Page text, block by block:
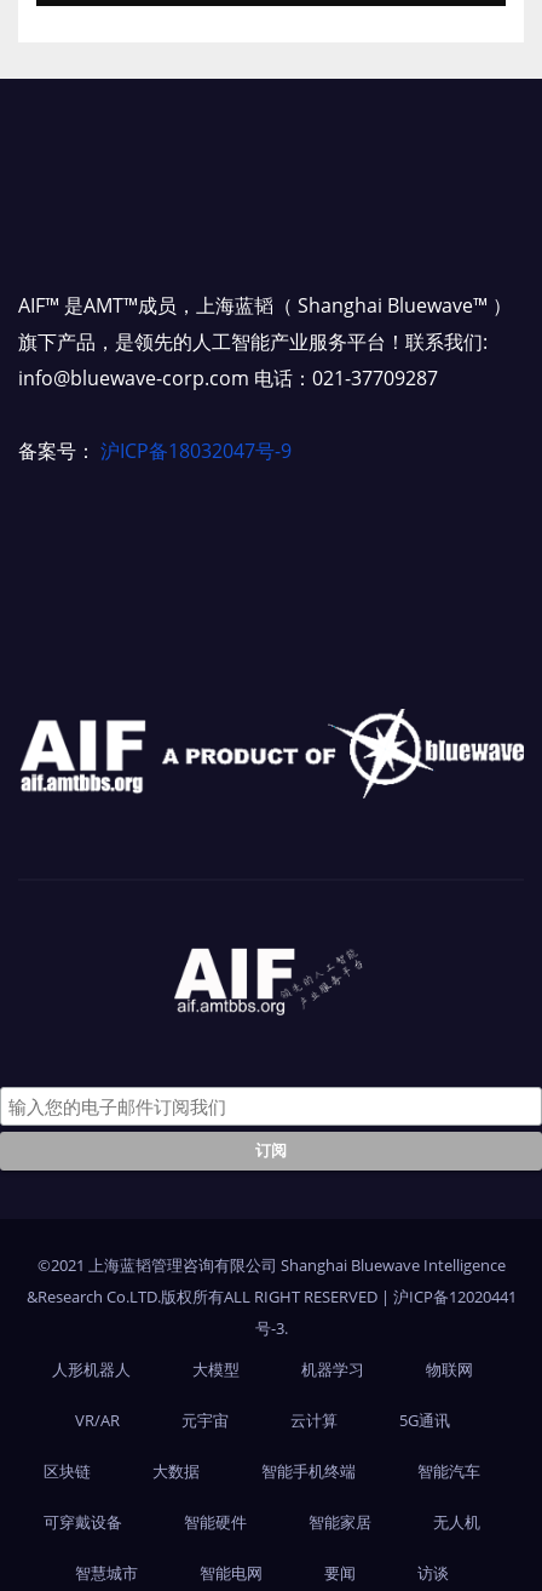
AIF™ 是AMT™成员，上海蓝韬（ Shanghai Bluewave™ ）
旗下产品，是领先的人工智能产业服务平台！联系我们:
info@bluewave-corp.com 电话：021-37709287
备案号： 沪ICP备18032047号-9
©2021 上海蓝韬管理咨询有限公司 Shanghai Bluewave Intelligence
&Research Co.LTD.版权所有ALL RIGHT RESERVED | 沪ICP备12020441
号-3.
人形机器人
大模型 机器学习 物联网
VR/AR 元宇宙 云计算 5G通讯
区块链 大数据 智能手机终端 智能汽车
可穿戴设备 智能硬件 智能家居 无人机
智慧城市 智能电网 要闻 访谈